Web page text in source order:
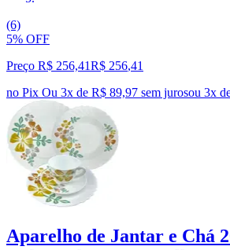
(6)
5% OFF
Preço R$ 256,41R$ 256,41
no Pix Ou 3x de R$ 89,97 sem jurosou 3x
Aparelho de Jantar e Chá